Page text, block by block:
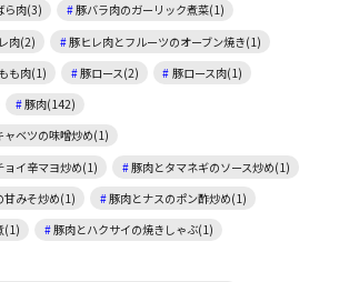
ら肉(3)
豚バラ肉のガーリック煮菜(1)
肉(2)
豚ヒレ肉とフルーツのオーブン焼き(1)
も肉(1) 豚ロース(2)
豚ロース肉(1)
豚肉(142)
ャベツの味噌炒め(1)
ョイ辛マヨ炒め(1)
豚肉とタマネギのソース炒め(1)
甘みそ炒め(1)
豚肉とナスのポン酢炒め(1)
(1)
豚肉とハクサイの焼きしゃぶ(1)